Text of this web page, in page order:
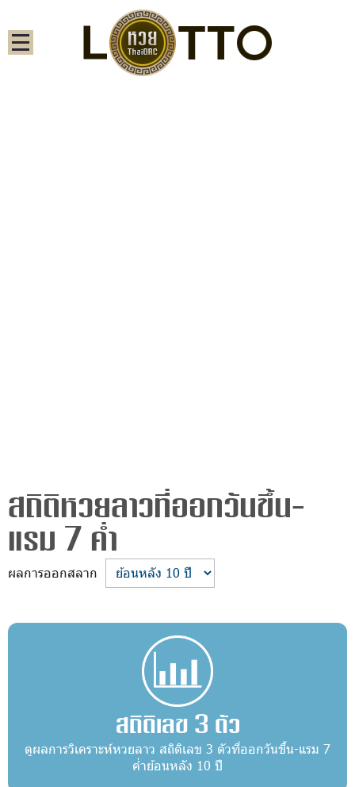
สถิติหวยลาวที่ออกวันขึ้น-
แรม 7 ค่ำ
ผลการออกสลาก
สถิติเลข 3 ตัว
ดูผลการวิเคราะห์หวยลาว สถิติเลข 3 ตัวที่ออกวันขึ้น-แรม 7
ค่ำย้อนหลัง 10 ปี